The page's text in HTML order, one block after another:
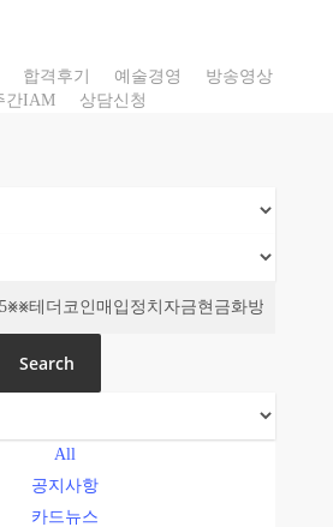
합격후기 예술경영
방송영상
간IAM 상담신청
Search
All
공지사항
카드뉴스